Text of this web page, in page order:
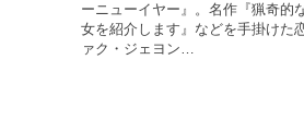
ーニューイヤー』。名作『猟奇的
女を紹介します』などを手掛けた
ァク・ジェヨン…